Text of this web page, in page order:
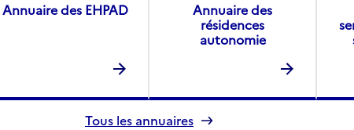
Annuaire des EHPAD
Annuaire des
résidences
autonomie
Tous les annuaires